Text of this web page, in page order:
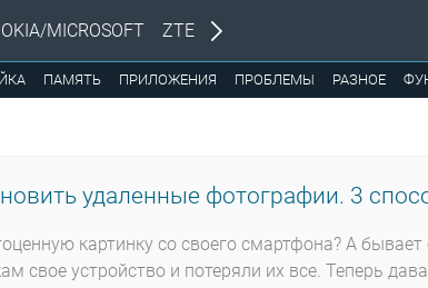
ПАМЯТЬ ПРИЛОЖЕНИЯ ПРОБЛЕМЫ РАЗНОЕ
MICROSOFT ZTE
удаленные фотографии. 3
картинку со своего смартфона? А
свое устройство и потеряли их все. Теперь